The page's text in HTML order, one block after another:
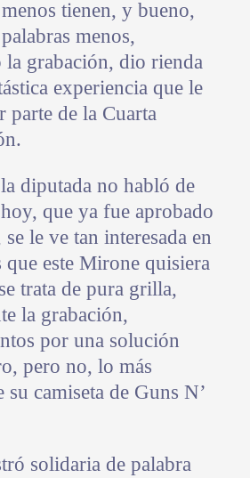
tienen, y bueno,
menos,
la grabación, dio rienda
experiencia que le
parte de la Cuarta
diputada no habló de
que ya fue aprobado
le ve tan interesada en
que este Mirone quisiera
trata de pura grilla,
la grabación,
por una solución
pero no, lo más
su camiseta de Guns N’
solidaria de palabra